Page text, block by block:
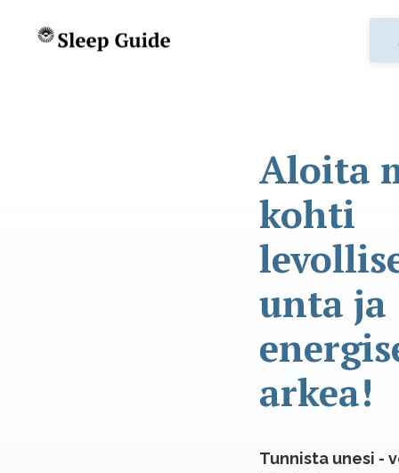
Aloita
kohti
unta ja
arkea!
Tunnista unesi -